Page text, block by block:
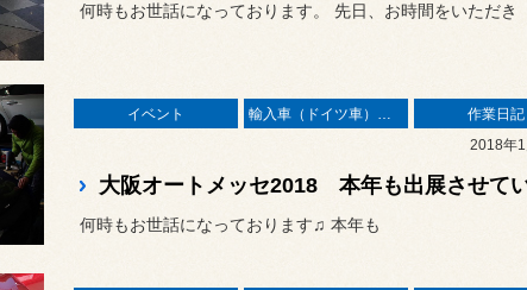
何時もお世話になっております。 先日、お時間をいただき
イベント 輸入車（ドイツ車）の作業
作業日記
2018年1
何時もお世話になっております♫ 本年も